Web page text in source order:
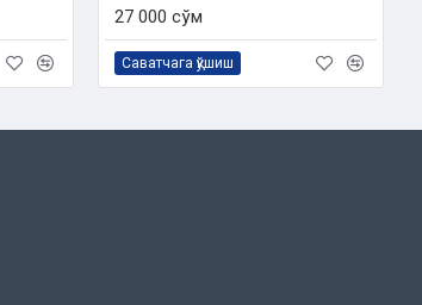
27 000 сўм
Саватчага қўшиш